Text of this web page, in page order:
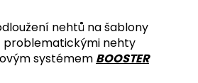
nehtů na šablony
problematickými nehty
systémem BOOSTER